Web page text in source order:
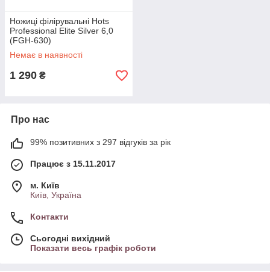
Ножиці філірувальні Hots
Professional Elite Silver 6,0
(FGH-630)
Немає в наявності
1 290 ₴
Про нас
99% позитивних з 297 відгуків за рік
Працює з 15.11.2017
м. Київ
Київ, Україна
Контакти
Сьогодні вихідний
Показати весь графік роботи